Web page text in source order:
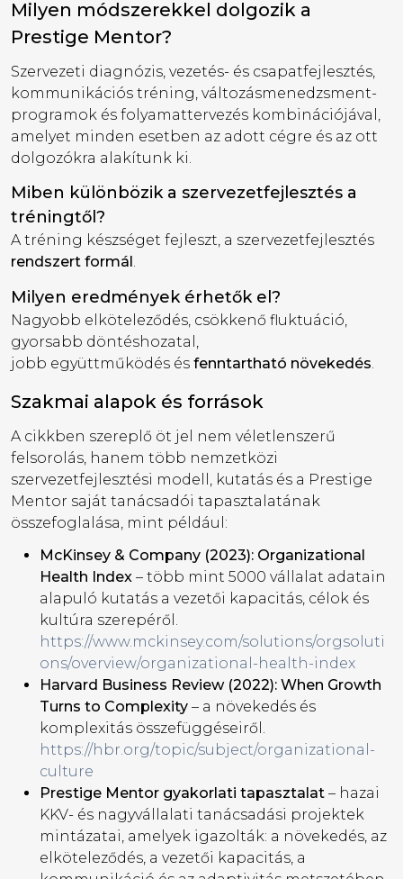
Milyen módszerekkel dolgozik a
Prestige Mentor?
Szervezeti diagnózis, vezetés- és csapatfejlesztés,
kommunikációs tréning, változásmenedzsment-
programok és folyamattervezés kombinációjával,
amelyet minden esetben az adott cégre és az ott
dolgozókra alakítunk ki.
Miben különbözik a szervezetfejlesztés a
tréningtől?
A tréning készséget fejleszt, a szervezetfejlesztés
rendszert formál .
Milyen eredmények érhetők el?
Nagyobb elköteleződés, csökkenő fluktuáció,
gyorsabb döntéshozatal,
jobb együttműködés és fenntartható növekedés
Szakmai alapok és források
A cikkben szereplő öt jel nem véletlenszerű
felsorolás, hanem több nemzetközi
szervezetfejlesztési modell, kutatás és a Prestige
Mentor saját tanácsadói tapasztalatának
összefoglalása, mint például:
McKinsey & Company (2023): Organizational
Health Index – több mint 5000 vállalat adatain
alapuló kutatás a vezetői kapacitás, célok és
kultúra szerepéről.
https://www.mckinsey.com/solutions/orgsoluti
ons/overview/organizational-health-index
Harvard Business Review (2022): When Growth
Turns to Complexity – a növekedés és
komplexitás összefüggéseiről.
https://hbr.org/topic/subject/organizational-
culture
Prestige Mentor gyakorlati tapasztalat – hazai
KKV- és nagyvállalati tanácsadási projektek
mintázatai, amelyek igazolták: a növekedés, az
elköteleződés, a vezetői kapacitás, a